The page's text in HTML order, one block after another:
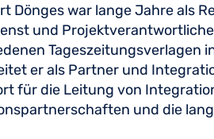
Dönges war lange Jahre als
und
Tageszeitungsverlagen
er als Partner und
für die Leitung von
und die